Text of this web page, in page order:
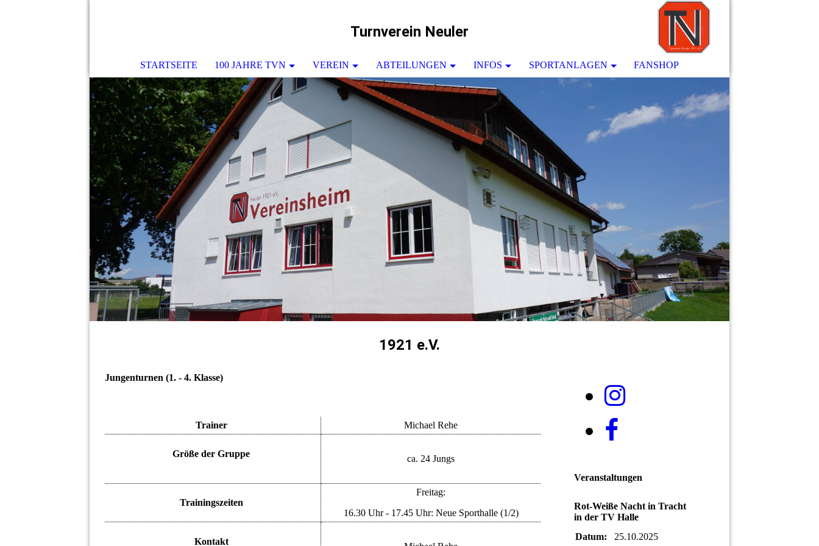
Turnverein Neuler
STARTSEITE 100 JAHRE TVN VEREIN ABTEILUNGEN INFOS SPORTANLAGEN FANSHOP
1921 e.V.
Jungenturnen (1. - 4. Klasse)
Trainer Michael Rehe
Größe der Gruppe ca. 24 Jungs
Trainingszeiten
Freitag:
16.30 Uhr - 17.45 Uhr: Neue Sporthalle (1/2)
Kontakt
Veranstaltungen
Rot-Weiße Nacht in Tracht
in der TV Halle
Datum:
25.10.2025